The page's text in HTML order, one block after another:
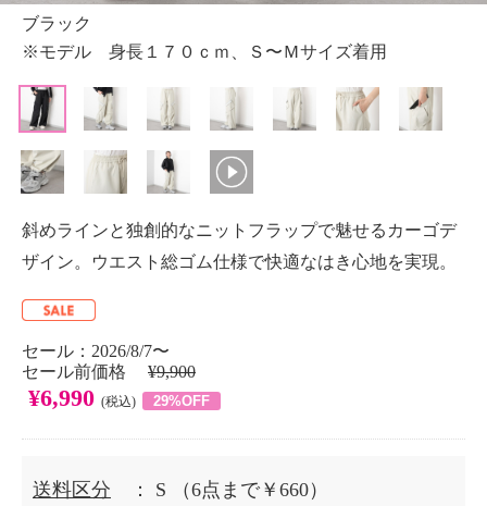
ブラック
※モデル 身長１７０ｃｍ、Ｓ〜Ｍサイズ着用
斜めラインと独創的なニットフラップで魅せるカーゴデ
ザイン。ウエスト総ゴム仕様で快適なはき心地を実現。
セール：2026/8/7〜
セール前価格 ¥9,900
¥6,990 (税込) 29%OFF
送料区分 ： S
（6点まで￥660）